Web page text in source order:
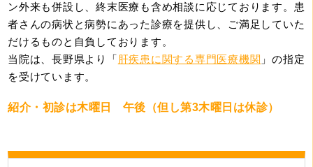
ン外来も併設し、終末医療も含め相談に応じております。患
者さんの病状と病勢にあった診療を提供し、ご満足していた
だけるものと自負しております。
当院は、長野県より「肝疾患に関する専門医療機関 」の指定
を受けています。
紹介・初診は木曜日 午後（但し第3木曜日は休診）